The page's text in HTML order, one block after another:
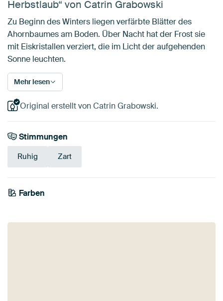
Herbstlaub“ von Catrin Grabowski
Zu Beginn des Winters liegen verfärbte Blätter des
Ahornbaumes am Boden. Über Nacht hat der Frost sie
mit Eiskristallen verziert, die im Licht der aufgehenden
Sonne leuchten.
Mehr lesen
Original erstellt von Catrin Grabowski.
Stimmungen
Ruhig Zart
Farben
Braun
Bronze
Aubergine